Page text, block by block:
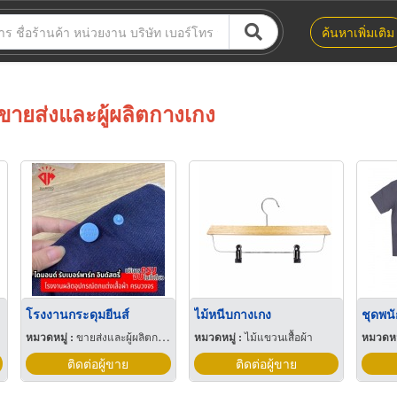
ค้นหาเพิ่มเติม
ายส่งและผู้ผลิตกางเกง
โรงงานกระดุมยีนส์
หมวดหมู่ : ขายส่งและผู้ผลิตกระดุม
ติดต่อผู้ขาย
ไม้หนีบกางเกง
หมวดหมู่ :ไม้แขวนเสื้อผ้า
ติดต่อผู้ขาย
ชุดพนั
หมวด